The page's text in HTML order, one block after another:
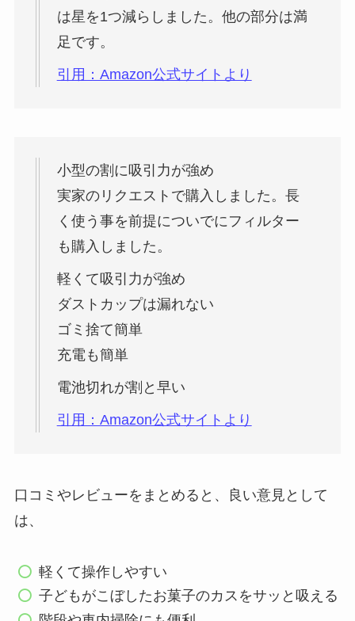
は星を1つ減らしました。他の部分は満
足です。
引用：Amazon公式サイトより
小型の割に吸引力が強め
実家のリクエストで購入しました。長
く使う事を前提についでにフィルター
も購入しました。
軽くて吸引力が強め
ダストカップは漏れない
ゴミ捨て簡単
充電も簡単
電池切れが割と早い
引用：Amazon公式サイトより
口コミやレビューをまとめると、良い意見として
は、
軽くて操作しやすい
子どもがこぼしたお菓子のカスをサッと吸える